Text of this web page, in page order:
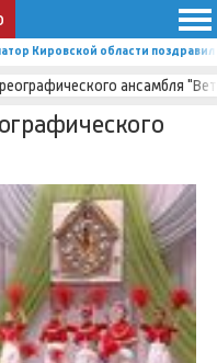
Кировской области
ансамбля